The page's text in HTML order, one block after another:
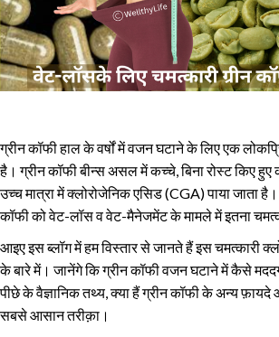
ग्रीन कॉफी हाल के वर्षों में वजन घटाने के लिए एक
है। ग्रीन कॉफी बीन्स असल में कच्चे, बिना रोस्ट किए हुए
उच्च मात्रा में क्लोरोजेनिक एसिड (CGA) पाया जाता
कॉफी को वेट-लॉस व वेट-मैनेजमेंट के मामले में इतना
आइए इस ब्लॉग में हम विस्तार से जानते हैं इस चमत्कारी
के बारे में। जानेंगे कि ग्रीन कॉफी वजन घटाने में कैसे
पीछे के वैज्ञानिक तथ्य, क्या हैं ग्रीन कॉफी के अन्य
सबसे आसान तरीक़ा।